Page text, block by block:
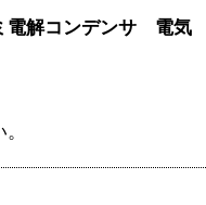
解コンデンサ 電気